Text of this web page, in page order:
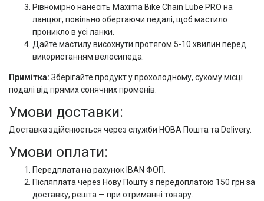
Рівномірно нанесіть Maxima Bike Chain Lube PRO на
ланцюг, повільно обертаючи педалі, щоб мастило
проникло в усі ланки.
Дайте мастилу висохнути протягом 5-10 хвилин перед
використанням велосипеда.
Примітка: Зберігайте продукт у прохолодному, сухому місці
подалі від прямих сонячних променів.
Умови доставки:
Доставка здійснюється через служби НОВА Пошта та Delivery.
Умови оплати:
Передплата на рахунок IBAN ФОП.
Післяплата через Нову Пошту з передоплатою 150 грн за
доставку, решта — при отриманні товару.